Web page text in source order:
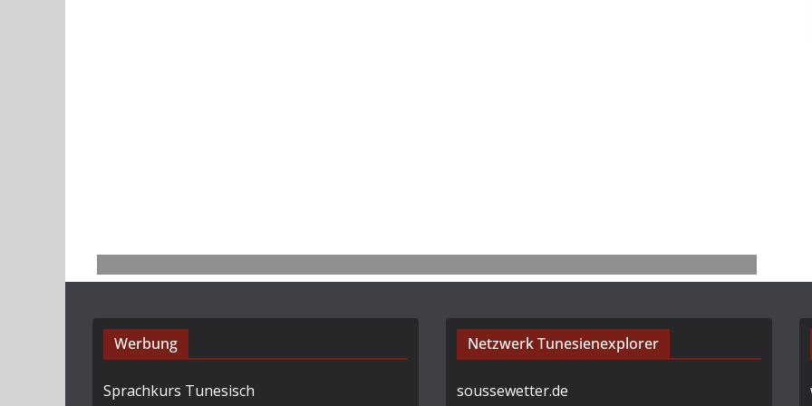
Werbung
Sprachkurs Tunesisch
Netzwerk Tunesienexplorer
soussewetter.de